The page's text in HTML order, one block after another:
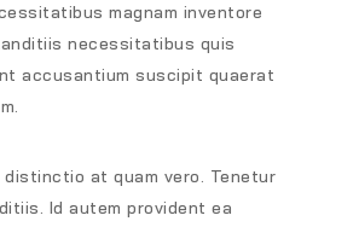
magnam inventore
necessitatibus quis
accusantium suscipit quaerat
at quam vero. Tenetur
Id autem provident ea